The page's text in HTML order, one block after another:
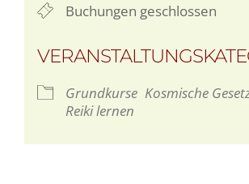
Buchungen geschlossen
Grundkurse Kosmische
Reiki lernen